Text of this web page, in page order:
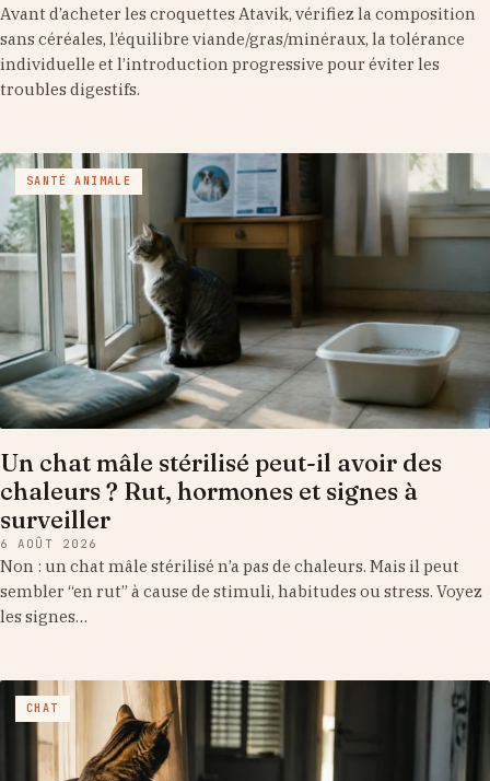
Avant d’acheter les croquettes Atavik, vérifiez la composition
sans céréales, l’équilibre viande/gras/minéraux, la tolérance
individuelle et l’introduction progressive pour éviter les
troubles digestifs.
SANTÉ ANIMALE
Un chat mâle stérilisé peut-il avoir des
chaleurs ? Rut, hormones et signes à
surveiller
6 AOÛT 2026
Non : un chat mâle stérilisé n’a pas de chaleurs. Mais il peut
sembler “en rut” à cause de stimuli, habitudes ou stress. Voyez
les signes…
CHAT